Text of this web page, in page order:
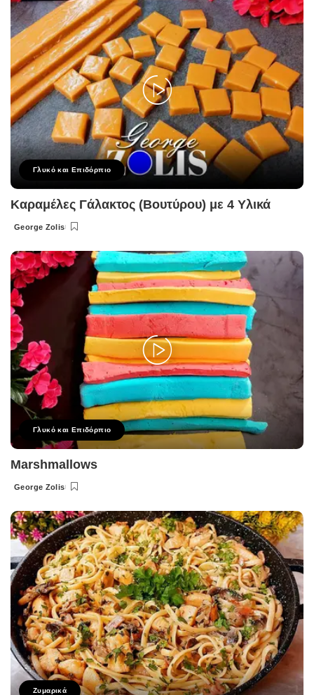
Γλυκό και Επιδόρπιο
Καραμέλες Γάλακτος (Βουτύρου) με 4 Υλικά
Posted
George Zolis
Γλυκό και Επιδόρπιο
Marshmallows
Posted
George Zolis
Ζυμαρικά